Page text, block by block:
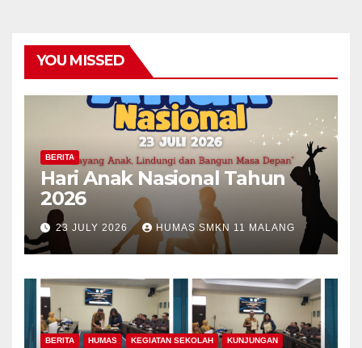
YOU MISSED
BERITA
Hari Anak Nasional Tahun
2026
23 JULY 2026 HUMAS SMKN 11 MALANG
BERITA HUMAS KEGIATAN SEKOLAH KUNJUNGAN